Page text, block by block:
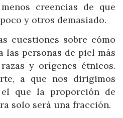
creencias de que
y otros demasiado.
cuestiones sobre cómo
las personas de piel más
y orígenes étnicos.
a que nos dirigimos
que la proporción de
solo será una fracción.